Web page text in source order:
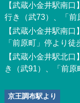
【武蔵小金井駅南
行き（武73）、「前
【武蔵小金井駅南
「前原町」停より徒
【武蔵小金井駅北
き（武91）、「前
京王調布駅より